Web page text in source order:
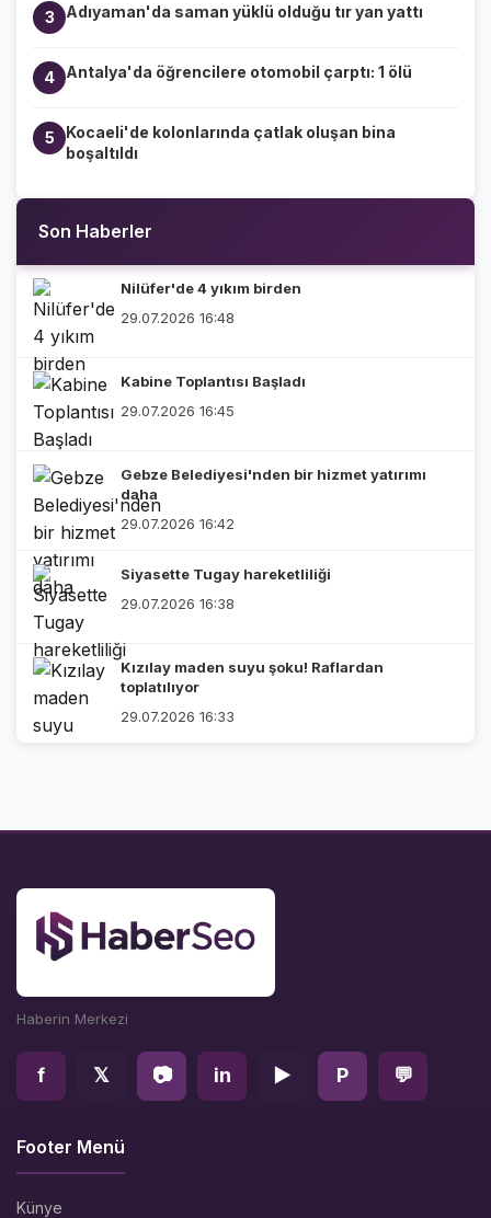
3 Adıyaman'da saman yüklü olduğu tır yan yattı
4 Antalya'da öğrencilere otomobil çarptı: 1 ölü
5
Kocaeli'de kolonlarında çatlak oluşan bina
boşaltıldı
Son Haberler
Nilüfer'de 4 yıkım birden
29.07.2026 16:48
Kabine Toplantısı Başladı
29.07.2026 16:45
Gebze Belediyesi'nden bir hizmet yatırımı
daha
29.07.2026 16:42
Siyasette Tugay hareketliliği
29.07.2026 16:38
Kızılay maden suyu şoku! Raflardan
toplatılıyor
29.07.2026 16:33
Haberin Merkezi
f 𝕏 📷 in ▶ P 💬
Footer Menü
Künye